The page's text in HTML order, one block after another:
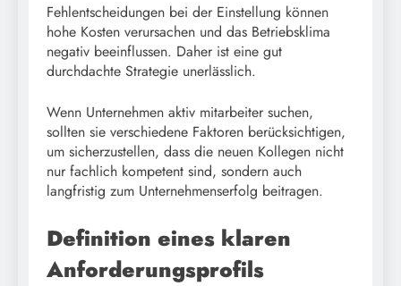
Fehlentscheidungen bei der Einstellung können
hohe Kosten verursachen und das Betriebsklima
negativ beeinflussen. Daher ist eine gut
durchdachte Strategie unerlässlich.
Wenn Unternehmen aktiv mitarbeiter suchen,
sollten sie verschiedene Faktoren berücksichtigen,
um sicherzustellen, dass die neuen Kollegen nicht
nur fachlich kompetent sind, sondern auch
langfristig zum Unternehmenserfolg beitragen.
Definition eines klaren
Anforderungsprofils